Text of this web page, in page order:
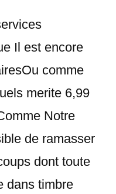
Il est encore
comme
merite 6,99
Notre
de ramasser
dont toute
dans timbre